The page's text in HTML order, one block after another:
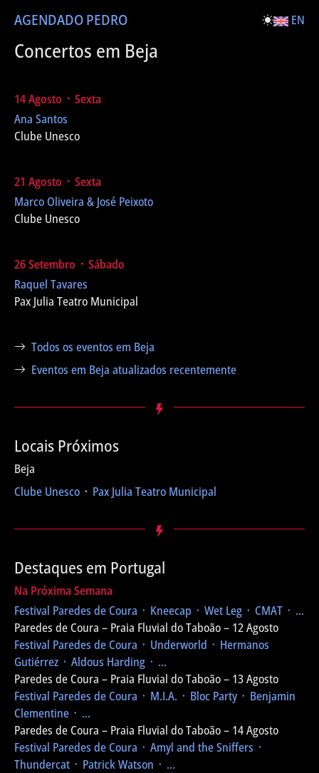
AGENDADO PEDRO EN
Concertos em Beja
14 Agosto ᛫ Sexta
Ana Santos
Clube Unesco
21 Agosto ᛫ Sexta
Marco Oliveira & José Peixoto
Clube Unesco
26 Setembro ᛫ Sábado
Raquel Tavares
Pax Julia Teatro Municipal
Todos os eventos em Beja
Eventos em Beja atualizados recentemente
Locais Próximos
Beja
Clube Unesco ᛫ Pax Julia Teatro Municipal
Destaques em Portugal
Na Próxima Semana
Festival Paredes de Coura ᛫ Kneecap ᛫ Wet Leg ᛫ CMAT ᛫ ...
Paredes de Coura – Praia Fluvial do Taboão – 12 Agosto
Festival Paredes de Coura ᛫ Underworld ᛫ Hermanos
Gutiérrez ᛫ Aldous Harding ᛫ ...
Paredes de Coura – Praia Fluvial do Taboão – 13 Agosto
Festival Paredes de Coura ᛫ M.I.A. ᛫ Bloc Party ᛫ Benjamin
Clementine ᛫ ...
Paredes de Coura – Praia Fluvial do Taboão – 14 Agosto
Festival Paredes de Coura ᛫ Amyl and the Sniffers ᛫
Thundercat ᛫ Patrick Watson ᛫ ...